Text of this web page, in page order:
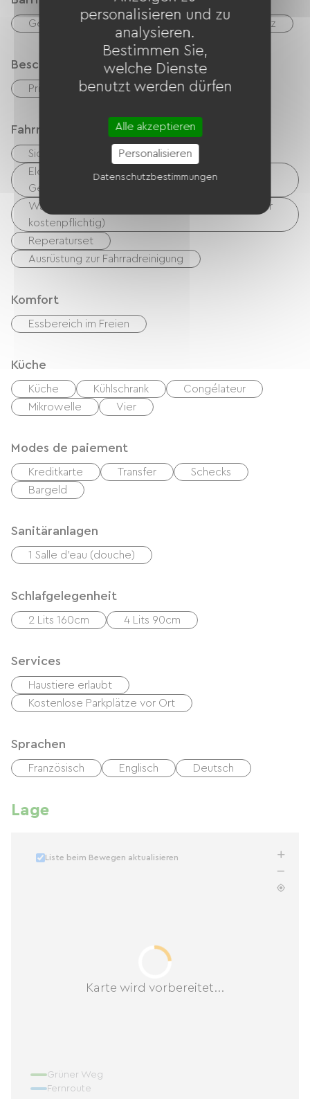
Geeignete Unterkunft Geeigneter Parkplatz
Beschreibung
Privates, umzäuntes Gelände
Fahrradannahme
Sicherer Fahrradunterstand
Elektrische Ladestation (für E-Bike-Akkus, GPS-
Geräte usw.)
Wäschemöglichkeiten vorhanden (kostenlos oder
kostenpflichtig)
Reperaturset
Ausrüstung zur Fahrradreinigung
Komfort
Essbereich im Freien
Küche
Küche Kühlschrank
Congélateur
Mikrowelle
Vier
Modes de paiement
Kreditkarte Transfer
Schecks
Bargeld
Sanitäranlagen
1 Salle d'eau (douche)
Schlafgelegenheit
2 Lits 160cm 4 Lits 90cm
Services
Haustiere erlaubt
Kostenlose Parkplätze vor Ort
Sprachen
Französisch Englisch Deutsch
Lage
Karte wird vorbereitet...
Liste beim Bewegen aktualisieren
Grüner Weg
Fernroute
personalisieren und zu
analysieren.
Bestimmen Sie,
welche Dienste
benutzt werden dürfen
Alle akzeptieren
Personalisieren
Datenschutzbestimmungen